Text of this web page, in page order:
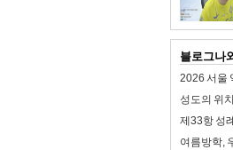
블로그나
2026 서울
성도의 위
제33항 성
여름방학,